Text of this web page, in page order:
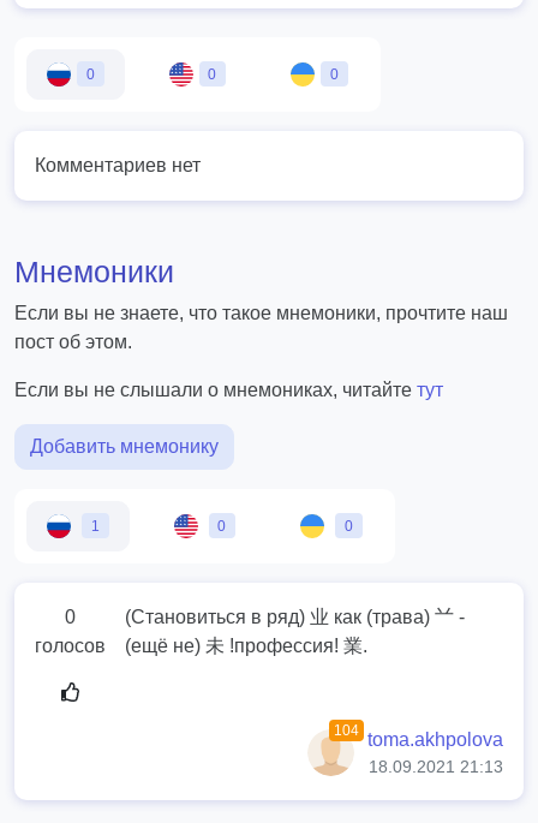
0 0 0
Комментариев нет
Мнемоники
Если вы не знаете, что такое мнемоники, прочтите наш
пост об этом.
Если вы не слышали о мнемониках, читайте тут
Добавить мнемонику
1 0 0
0
голосов
(Становиться в ряд) 业 как (трава) 䒑 -
(ещё не) 未 !профессия! 業.
104 toma.akhpolova
18.09.2021 21:13